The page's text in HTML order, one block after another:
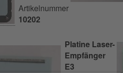
Artikelnummer
10202
Platine Laser-
Empfänger
E3